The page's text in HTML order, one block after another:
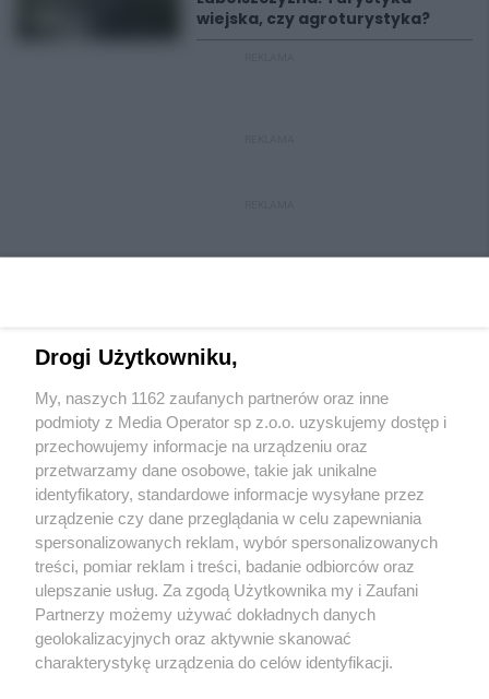
wiejska, czy agroturystyka?
Wydawca mediówlokalnych
Nie zapomnij
zapoznać się z:
polityką prywatności regulamin korzystania z portali
Twojemiasto
Piekary Śląskie
Chorzów
Tarnowskie Góry
Skontakuj sięz nami
Kontakt
Wydawca
Redakcja
Drogi Użytkowniku,
My, naszych 1162 zaufanych partnerów oraz inne
podmioty z Media Operator sp z.o.o. uzyskujemy dostęp i
przechowujemy informacje na urządzeniu oraz
przetwarzamy dane osobowe, takie jak unikalne
identyfikatory, standardowe informacje wysyłane przez
urządzenie czy dane przeglądania w celu zapewniania
spersonalizowanych reklam, wybór spersonalizowanych
treści, pomiar reklam i treści, badanie odbiorców oraz
ulepszanie usług. Za zgodą Użytkownika my i Zaufani
Partnerzy możemy używać dokładnych danych
geolokalizacyjnych oraz aktywnie skanować
charakterystykę urządzenia do celów identyfikacji.